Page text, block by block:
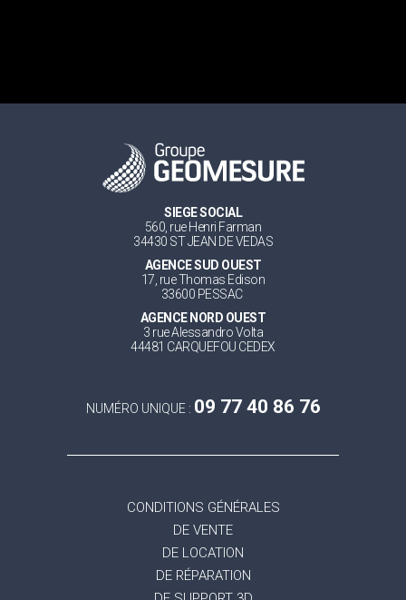
SIEGE SOCIAL
560, rue Henri Farman
34430 ST JEAN DE VEDAS
AGENCE SUD OUEST
17, rue Thomas Edison
33600 PESSAC
AGENCE NORD OUEST
3 rue Alessandro Volta
44481 CARQUEFOU CEDEX
NUMÉRO UNIQUE : 09 77 40 86 76
CONDITIONS GÉNÉRALES
DE VENTE
DE LOCATION
DE RÉPARATION